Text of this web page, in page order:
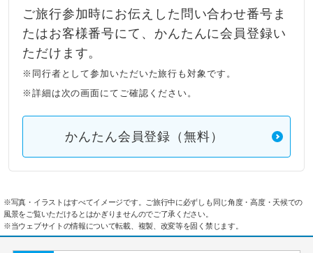
ご旅行参加時にお伝えした問い合わせ番号ま
たはお客様番号にて、かんたんに会員登録い
ただけます。
※同行者として参加いただいた旅行も対象です。
※詳細は次の画面にてご確認ください。
かんたん会員登録（無料）
※写真・イラストはすべてイメージです。ご旅行中に必ずしも同じ角度・高度・天候での
風景をご覧いただけるとはかぎりませんのでご了承ください。
※当ウェブサイトの情報について転載、複製、改変等を固く禁じます。